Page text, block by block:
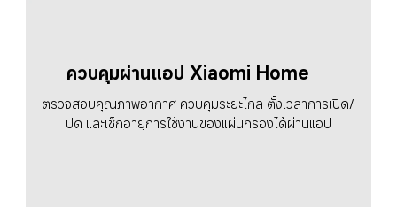
ควบคุมผ่านแอป Xiaomi Home
ตรวจสอบคุณภาพอากาศ ควบคุมระยะไกล ตั้งเวลาการเปิด/
ปิด และเช็กอายุการใช้งานของแผ่นกรองได้ผ่านแอป